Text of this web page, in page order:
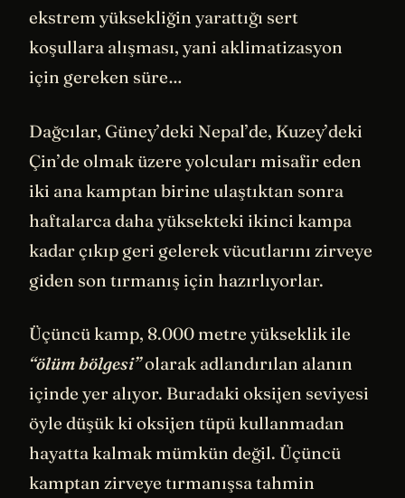
ekstrem yüksekliğin yarattığı sert
koşullara alışması, yani aklimatizasyon
için gereken süre…
Dağcılar, Güney’deki Nepal’de, Kuzey’deki
Çin’de olmak üzere yolcuları misafir eden
iki ana kamptan birine ulaştıktan sonra
haftalarca daha yüksekteki ikinci kampa
kadar çıkıp geri gelerek vücutlarını zirveye
giden son tırmanış için hazırlıyorlar.
Üçüncü kamp, 8.000 metre yükseklik ile
“ölüm bölgesi”olarak adlandırılan alanın
içinde yer alıyor. Buradaki oksijen seviyesi
öyle düşük ki oksijen tüpü kullanmadan
hayatta kalmak mümkün değil. Üçüncü
kamptan zirveye tırmanışsa tahmin